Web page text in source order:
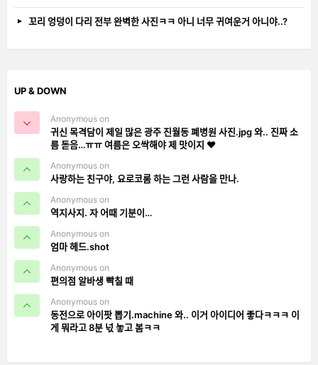
꼬리 엉덩이 다리 전부 완벽한 사진ㅋㅋ 아니 너무 귀여운거 아니야..?
UP & DOWN
Anonymous on
귀신 목격담이 제일 많은 광주 진월동 폐병원 사진.jpg 와.. 진짜 소
름 돋음…ㅠㅠ 여름은 오싹해야 제 맛이지 ❤️
Anonymous on
사랑하는 친구야, 요로코롬 하는 그런 사람을 만나.
Anonymous on
역지사지. 자 어때 기분이…
Anonymous on
엄마 헤드.shot
Anonymous on
편의점 알바생 빡칠 때
Anonymous on
동전으로 아이팟 뽑기.machine 와.. 이거 아이디어 좋다ㅋㅋㅋ 이
게 뭐라고 8분 넋 놓고 봄ㅋㅋ